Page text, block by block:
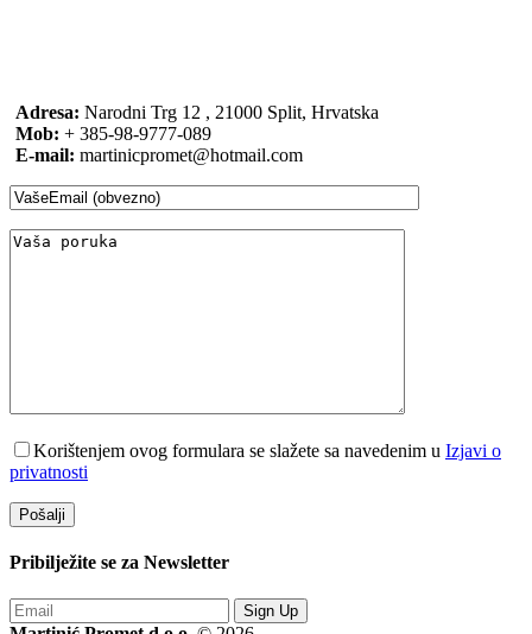
Adresa: Narodni Trg 12 , 21000 Split, Hrvatska
Mob: + 385-98-9777-089
E-mail: martinicpromet@hotmail.com
Korištenjem ovog formulara se slažete sa navedenim u Izjavi o
privatnosti
Pribilježite se za Newsletter
Sign Up